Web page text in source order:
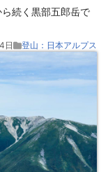
続く黒部五郎岳で
日 登山：日本アルプス